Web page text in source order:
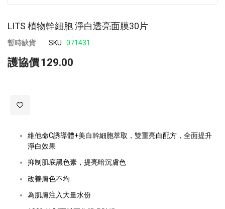
LITS 植物幹細胞 淨白透亮面膜30片
暫時缺貨 SKU 071431
護協價129.00
維他命C誘導體+美白幹細胞萃取，雙重亮白配方，全面提升
淨白效果
抑制肌底黑色素，提亮暗沉膚色
改善膚色不均
為肌膚注入大量水份